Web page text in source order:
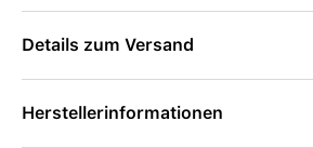
Details zum Versand
Herstellerinformationen